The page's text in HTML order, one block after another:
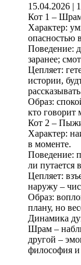
15.04.2026 |
Кот 1 –
Характер:
опасностью
Поведение:
заранее;
Цепляет:
истории,
Образ:
кто говорит
Кот 2 –
Характер:
в моменте.
Поведение:
ли путается
Цепляет:
наружу –
Образ:
плану, но
Динамика
Шрам –
другой –
философия